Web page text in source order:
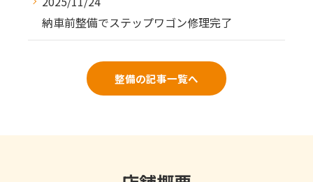
納車前整備でステップワゴン修理完了
整備の記事一覧へ